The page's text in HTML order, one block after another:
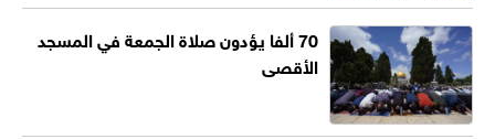
70 ألفا يؤدون صلاة الجمعة في المسجد
الأقصى